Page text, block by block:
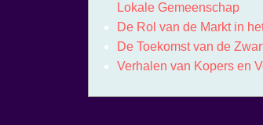
Lokale Gemeenschap
De Rol van de Markt in
De Toekomst van de
Verhalen van Kopers en